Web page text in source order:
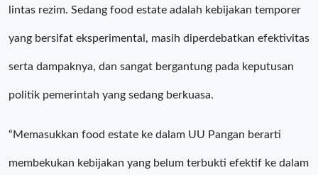
lintas rezim. Sedang food estate adalah kebijakan temporer
yang bersifat eksperimental, masih diperdebatkan efektivitas
serta dampaknya, dan sangat bergantung pada keputusan
politik pemerintah yang sedang berkuasa.
“Memasukkan food estate ke dalam UU Pangan berarti
membekukan kebijakan yang belum terbukti efektif ke dalam